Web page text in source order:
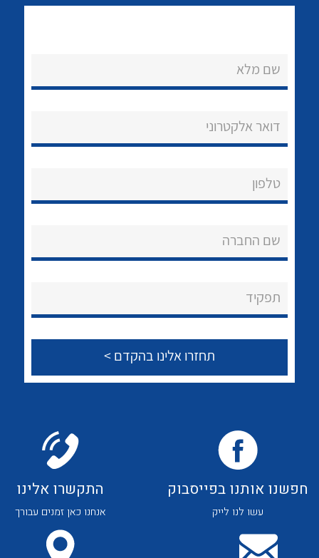
נקודות מכירה
שאלות ותשובות
צור קשר
לכל מוצרי היצרן לכל מוצרי היצרן
שם מלא
דואר אלקטרוני
טלפון
שם החברה
תפקיד
חפשנו אותנו בפייסבוק
עשו לנו לייק
התקשרו אלינו
אנחנו כאן זמנים עבורך